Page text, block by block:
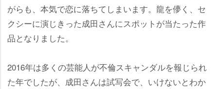
がらも、本気で恋に落ちてしまいます。龍を儚く、セ
クシーに演じきった成田さんにスポットが当たった作
品となりました。
2016年は多くの芸能人が不倫スキャンダルを報じられ
た年でしたが、成田さんは試写会で、いけないとわか